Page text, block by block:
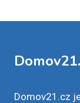
Domov21.cz